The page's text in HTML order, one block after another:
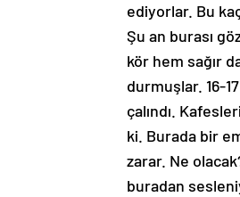
ediyorlar. Bu
Şu an burası
kör hem sağır
durmuşlar. 16-
çalındı.
ki. Burada bir
zarar. Ne
buradan